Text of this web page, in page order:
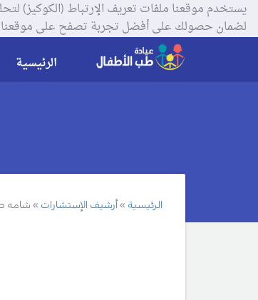
لضمان حصولك على أفضل تجربة تصفح على
الرئيسية
الرئيسية أرشيف الإستشارات شامه